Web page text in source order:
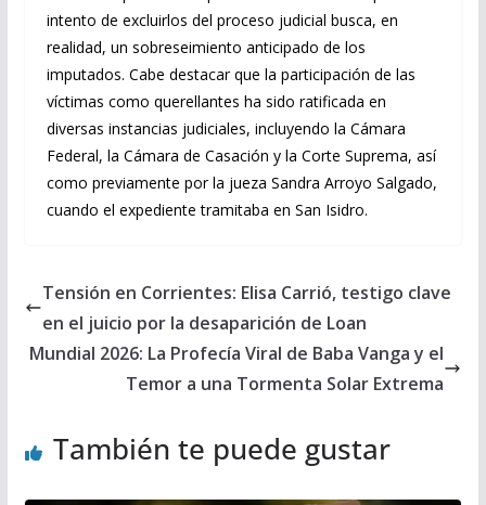
intento de excluirlos del proceso judicial busca, en
realidad, un sobreseimiento anticipado de los
imputados. Cabe destacar que la participación de las
víctimas como querellantes ha sido ratificada en
diversas instancias judiciales, incluyendo la Cámara
Federal, la Cámara de Casación y la Corte Suprema, así
como previamente por la jueza Sandra Arroyo Salgado,
cuando el expediente tramitaba en San Isidro.
Tensión en Corrientes: Elisa Carrió, testigo clave
en el juicio por la desaparición de Loan
Mundial 2026: La Profecía Viral de Baba Vanga y el
Temor a una Tormenta Solar Extrema
También te puede gustar